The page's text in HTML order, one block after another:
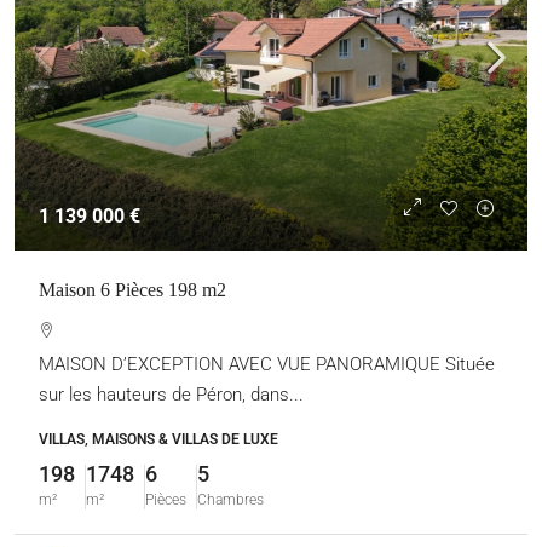
1 139 000 €
Maison 6 Pièces 198 m2
MAISON D’EXCEPTION AVEC VUE PANORAMIQUE Située
sur les hauteurs de Péron, dans...
VILLAS, MAISONS & VILLAS DE LUXE
198
m²
1748
m²
6
Pièces
5
Chambres